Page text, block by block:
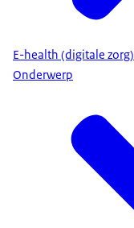
E-health (digitale zorg)
Onderwerp